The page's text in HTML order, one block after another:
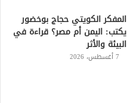
المفكر الكويتي حجاج بوخضور
يكتب: اليمن أم مصر؟ قراءة في
البيئة والأثر
7 أغسطس، 2026